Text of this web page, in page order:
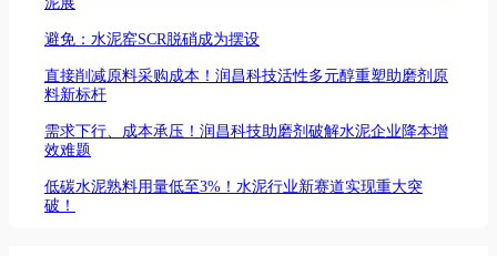
避免：水泥窑SCR脱硝成为摆设
直接削减原料采购成本！润昌科技活性多元醇重塑助磨剂原
料新标杆
需求下行、成本承压！润昌科技助磨剂破解水泥企业降本增
效难题
低碳水泥熟料用量低至3%！水泥行业新赛道实现重大突
破！